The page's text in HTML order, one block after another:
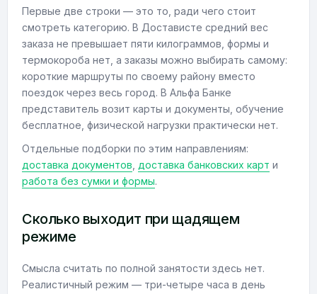
Первые две строки — это то, ради чего стоит
смотреть категорию. В Достависте средний вес
заказа не превышает пяти килограммов, формы и
термокороба нет, а заказы можно выбирать самому:
короткие маршруты по своему району вместо
поездок через весь город. В Альфа Банке
представитель возит карты и документы, обучение
бесплатное, физической нагрузки практически нет.
Отдельные подборки по этим направлениям:
доставка документов доставка банковских карт и
работа без сумки и формы.
Сколько выходит при щадящем
режиме
Смысла считать по полной занятости здесь нет.
Реалистичный режим — три-четыре часа в день